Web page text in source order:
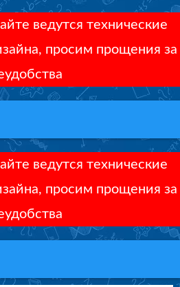
ведутся технические
просим прощения за
ведутся технические
просим прощения за